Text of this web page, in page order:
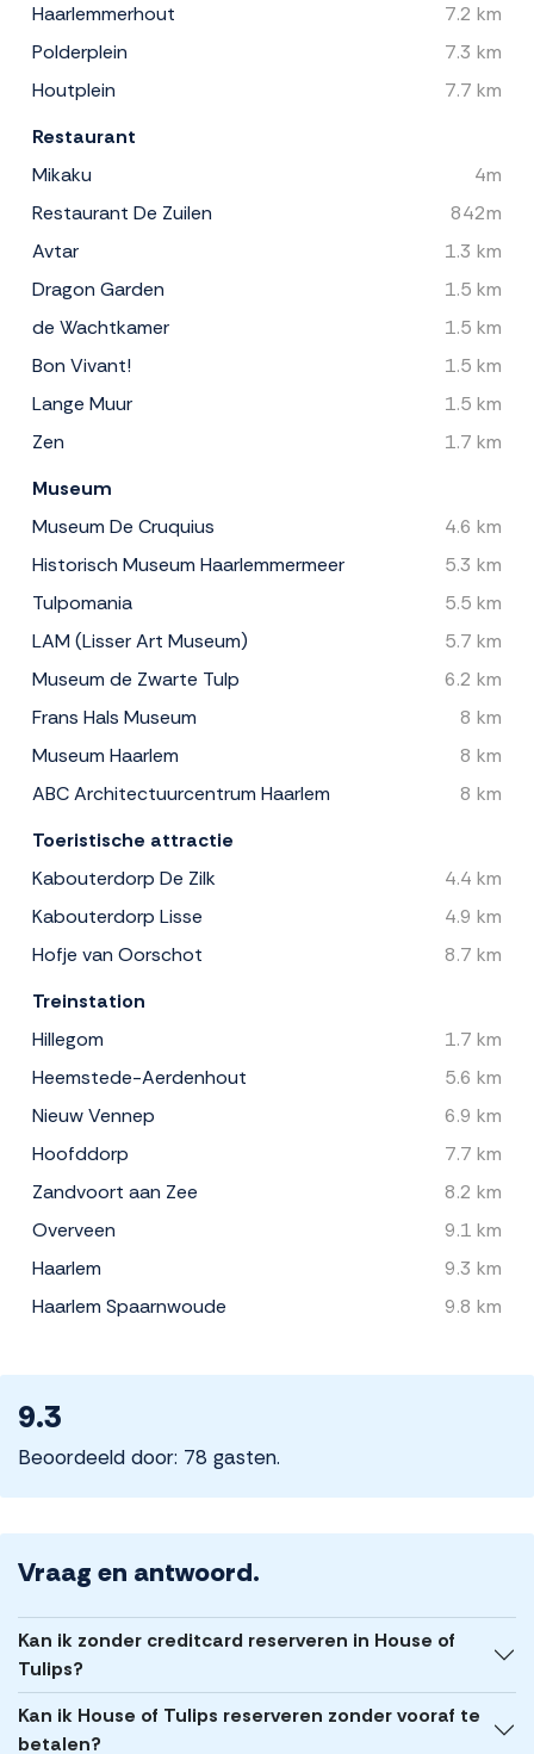
Haarlemmerhout
7.2 km
Polderplein
7.3 km
Houtplein
7.7 km
Restaurant
Mikaku
4m
Restaurant De Zuilen
842m
Avtar
1.3 km
Dragon Garden
1.5 km
de Wachtkamer
1.5 km
Bon Vivant!
1.5 km
Lange Muur
1.5 km
Zen
1.7 km
Museum
Museum De Cruquius
4.6 km
Historisch Museum Haarlemmermeer
5.3 km
Tulpomania
5.5 km
LAM (Lisser Art Museum)
5.7 km
Museum de Zwarte Tulp
6.2 km
Frans Hals Museum
8 km
Museum Haarlem
8 km
ABC Architectuurcentrum Haarlem
8 km
Toeristische attractie
Kabouterdorp De Zilk
4.4 km
Kabouterdorp Lisse
4.9 km
Hofje van Oorschot
8.7 km
Treinstation
Hillegom
1.7 km
Heemstede-Aerdenhout
5.6 km
Nieuw Vennep
6.9 km
Hoofddorp
7.7 km
Zandvoort aan Zee
8.2 km
Overveen
9.1 km
Haarlem
9.3 km
Haarlem Spaarnwoude
9.8 km
9.3
Beoordeeld door: 78 gasten.
Vraag en antwoord.
Kan ik zonder creditcard reserveren in House of
Tulips?
Kan ik House of Tulips reserveren zonder vooraf te
betalen?